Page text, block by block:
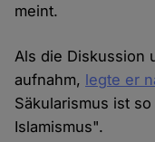
meint.
Als die Diskussion
aufnahm, legte er
Säkularismus ist
Islamismus".